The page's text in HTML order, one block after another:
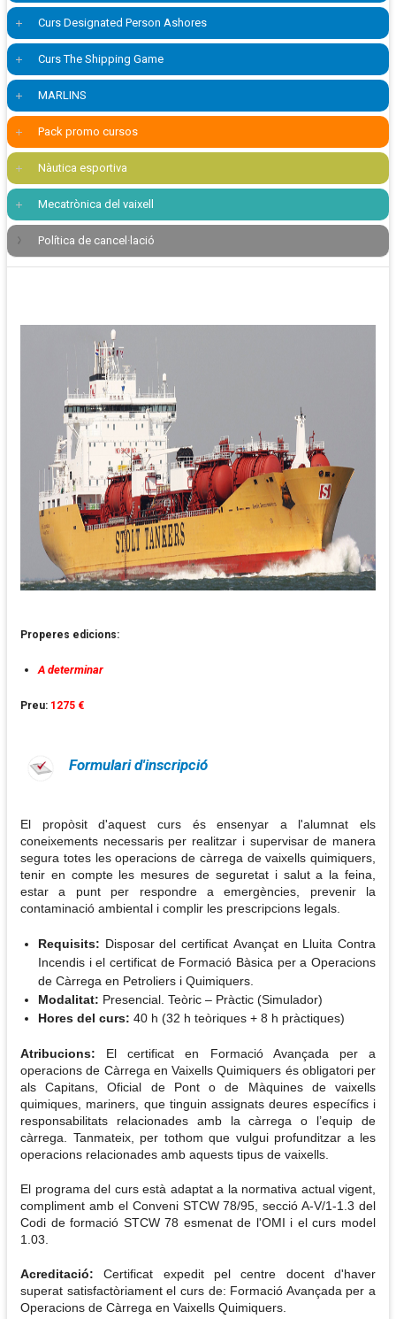
Curs Designated Person Ashores
Curs The Shipping Game
MARLINS
Pack promo cursos
Nàutica esportiva
Mecatrònica del vaixell
Política de cancel·lació
Properes edicions:
A determinar
Preu: 1275 €
Formulari d'inscripció
El propòsit d'aquest curs és ensenyar a l'alumnat els
coneixements necessaris per realitzar i supervisar de manera
segura totes les operacions de càrrega de vaixells quimiquers,
tenir en compte les mesures de seguretat i salut a la feina,
estar a punt per respondre a emergències, prevenir la
contaminació ambiental i complir les prescripcions legals.
Requisits: Disposar del certificat Avançat en Lluita Contra
Incendis i el certificat de Formació Bàsica per a Operacions
de Càrrega en Petroliers i Quimiquers.
Modalitat: Presencial. Teòric – Pràctic (Simulador)
Hores del curs: 40 h (32 h teòriques + 8 h pràctiques)
Atribucions: El certificat en Formació Avançada per a
operacions de Càrrega en Vaixells Quimiquers és obligatori per
als Capitans, Oficial de Pont o de Màquines de vaixells
quimiques, mariners, que tinguin assignats deures específics i
responsabilitats relacionades amb la càrrega o l’equip de
càrrega. Tanmateix, per tothom que vulgui profunditzar a les
operacions relacionades amb aquests tipus de vaixells.
El programa del curs està adaptat a la normativa actual vigent,
compliment amb el Conveni STCW 78/95, secció A-V/1-1.3 del
Codi de formació STCW 78 esmenat de l'OMI i el curs model
1.03.
Acreditació: Certificat expedit pel centre docent d'haver
superat satisfactòriament el curs de: Formació Avançada per a
Operacions de Càrrega en Vaixells Quimiquers.